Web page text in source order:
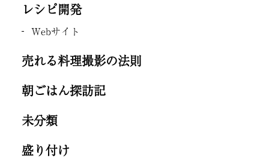
レシピ開発
Webサイト
売れる料理撮影の法則
朝ごはん探訪記
未分類
盛り付け